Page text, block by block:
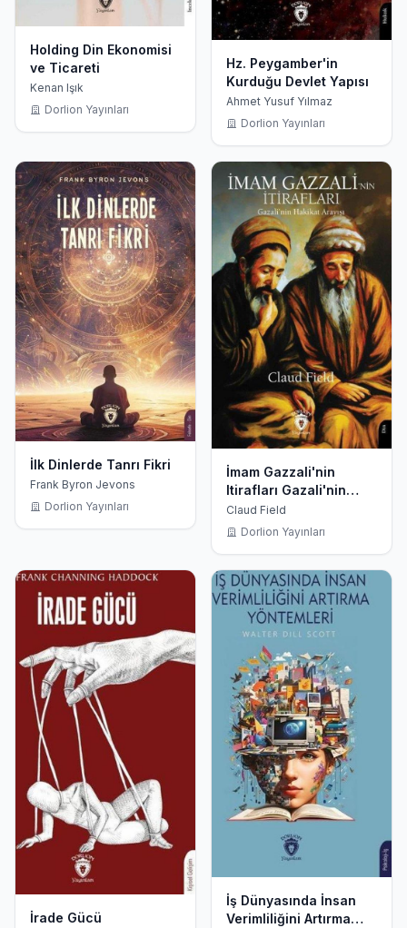
Holding Din Ekonomisi
ve Ticareti
Kenan Işık
Dorlion Yayınları
Hz. Peygamber'in
Kurduğu Devlet Yapısı
Ahmet Yusuf Yılmaz
Dorlion Yayınları
İlk Dinlerde Tanrı Fikri
Frank Byron Jevons
Dorlion Yayınları
İmam Gazzali'nin
Itirafları Gazali'nin
Hakikat Arayışı
Claud Field
Dorlion Yayınları
İrade Gücü
İş Dünyasında İnsan
Verimliliğini Artırma